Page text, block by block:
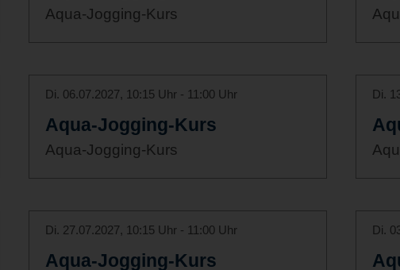
Aqua-Jogging-Kurs
Di. 06.07.2027, 10:15 Uhr - 11:00 Uhr
Aqua-Jogging-Kurs
Aqua-Jogging-Kurs
Di.
Di. 27.07.2027, 10:15 Uhr - 11:00 Uhr
Aqua-Jogging-Kurs
Di.